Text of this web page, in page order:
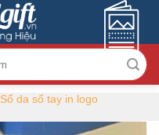
Sổ da sổ tay in logo